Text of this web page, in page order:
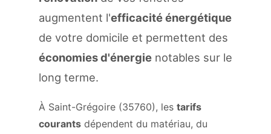
augmentent l'efficacité énergétique
de votre domicile et permettent des
économies d'énergie notables sur le
long terme.
À Saint-Grégoire (35760), les tarifs
courants dépendent du matériau, du